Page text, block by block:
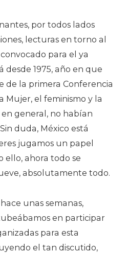
por todos lados
lecturas en torno al
para el ya
desde 1975, año en que
de la primera Conferencia
Mujer, el feminismo y la
general, no habían
duda, México está
jugamos un papel
ahora todo se
absolutamente todo.
unas semanas,
en participar
para esta
el tan discutido,